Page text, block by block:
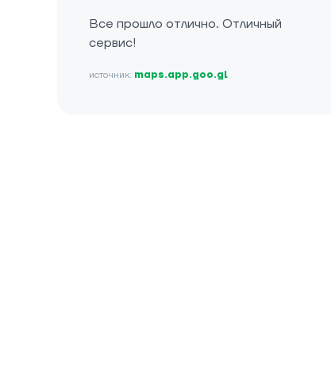
Все прошло отлично. Отличный
сервис!
источник: maps.app.goo.gl